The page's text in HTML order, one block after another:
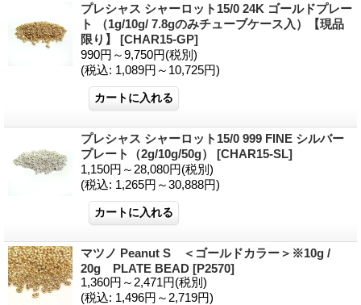
プレシャス シャーロット15/0 24K ゴールドプレー
ト （1g/10g/ 7.8gのみチューブケース入）【現品
限り】 [CHAR15-GP]
990円～9,750円(税別)
(税込: 1,089円～10,725円)
プレシャス シャーロット15/0 999 FINE シルバー
プレート（2g/10g/50g） [CHAR15-SL]
1,150円～28,080円(税別)
(税込: 1,265円～30,888円)
マツノ Peanut S ＜ゴールドカラー＞※10g /
20g PLATE BEAD [P2570]
1,360円～2,471円(税別)
(税込: 1,496円～2,719円)